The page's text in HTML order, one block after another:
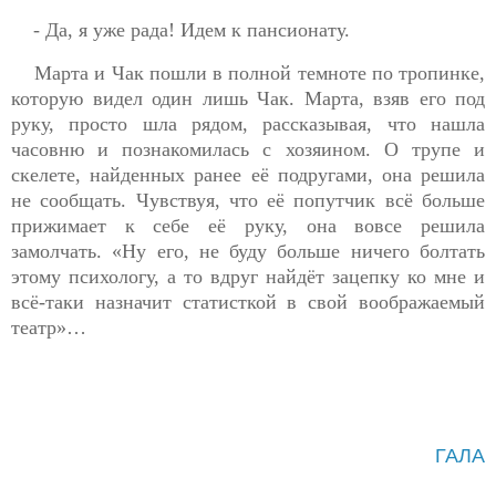
- Да, я уже рада! Идем к пансионату.
Марта и Чак пошли в полной темноте по тропинке,
которую видел один лишь Чак. Марта, взяв его под
руку, просто шла рядом, рассказывая, что нашла
часовню и познакомилась с хозяином. О трупе и
скелете, найденных ранее её подругами, она решила
не сообщать. Чувствуя, что её попутчик всё больше
прижимает к себе её руку, она вовсе решила
замолчать. «Ну его, не буду больше ничего болтать
этому психологу, а то вдруг найдёт зацепку ко мне и
всё-таки назначит статисткой в свой воображаемый
театр»…
ГАЛА